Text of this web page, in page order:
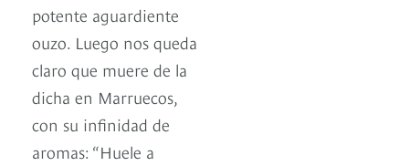
potente aguardiente
ouzo. Luego nos queda
claro que muere de la
dicha en Marruecos,
con su infinidad de
aromas: “Huele a